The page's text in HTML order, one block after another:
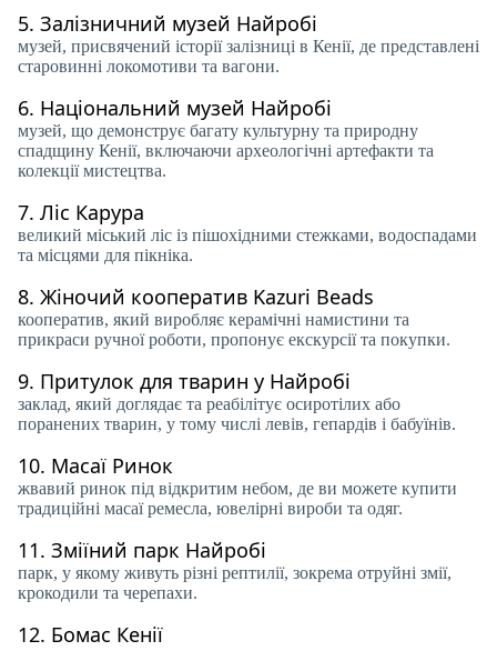
5. Залізничний музей Найробі
музей, присвячений історії залізниці в Кенії, де представлені
старовинні локомотиви та вагони.
6. Національний музей Найробі
музей, що демонструє багату культурну та природну
спадщину Кенії, включаючи археологічні артефакти та
колекції мистецтва.
7. Ліс Карура
великий міський ліс із пішохідними стежками, водоспадами
та місцями для пікніка.
8. Жіночий кооператив Kazuri Beads
кооператив, який виробляє керамічні намистини та
прикраси ручної роботи, пропонує екскурсії та покупки.
9. Притулок для тварин у Найробі
заклад, який доглядає та реабілітує осиротілих або
поранених тварин, у тому числі левів, гепардів і бабуїнів.
10. Масаї Ринок
жвавий ринок під відкритим небом, де ви можете купити
традиційні масаї ремесла, ювелірні вироби та одяг.
11. Зміїний парк Найробі
парк, у якому живуть різні рептилії, зокрема отруйні змії,
крокодили та черепахи.
12. Бомас Кенії